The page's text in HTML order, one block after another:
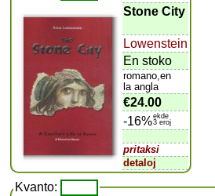
Stone City
Lowenstein
En stoko
romano,en
la angla
€24.00
-16%ekde
3 eroj
pritaksi
detaloj
Kvanto: